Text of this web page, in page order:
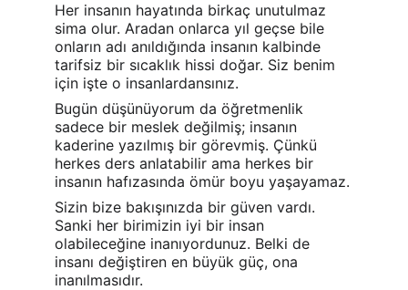
Her insanın hayatında birkaç unutulmaz
sima olur. Aradan onlarca yıl geçse bile
onların adı anıldığında insanın kalbinde
tarifsiz bir sıcaklık hissi doğar. Siz benim
için işte o insanlardansınız.
Bugün düşünüyorum da öğretmenlik
sadece bir meslek değilmiş; insanın
kaderine yazılmış bir görevmiş. Çünkü
herkes ders anlatabilir ama herkes bir
insanın hafızasında ömür boyu yaşayamaz.
Sizin bize bakışınızda bir güven vardı.
Sanki her birimizin iyi bir insan
olabileceğine inanıyordunuz. Belki de
insanı değiştiren en büyük güç, ona
inanılmasıdır.